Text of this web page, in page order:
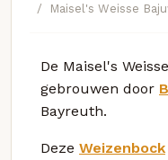
Maisel's Weisse
De Maisel's
gebrouwen door
Bayreuth.
Deze Weizenbock